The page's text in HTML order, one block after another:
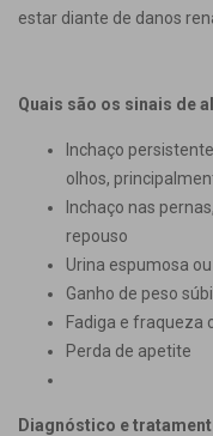
estar diante de danos
Quais são os sinais de
Inchaço
olhos,
Inchaço nas
repouso
Urina espumosa
Ganho de peso
Fadiga e fraqueza
Perda de apetite
Diagnóstico e